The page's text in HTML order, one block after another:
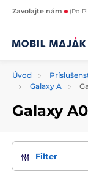
Zavolajte nám (Po-
Úvod
Galaxy A
Galaxy
Filter